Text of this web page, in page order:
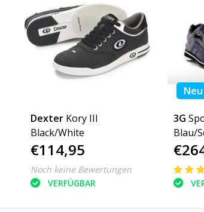
Dexter Kory III
Black/White
€114,95
Noch keine Bewertungen
VERFÜGBAR
Neu
3G
Blau/